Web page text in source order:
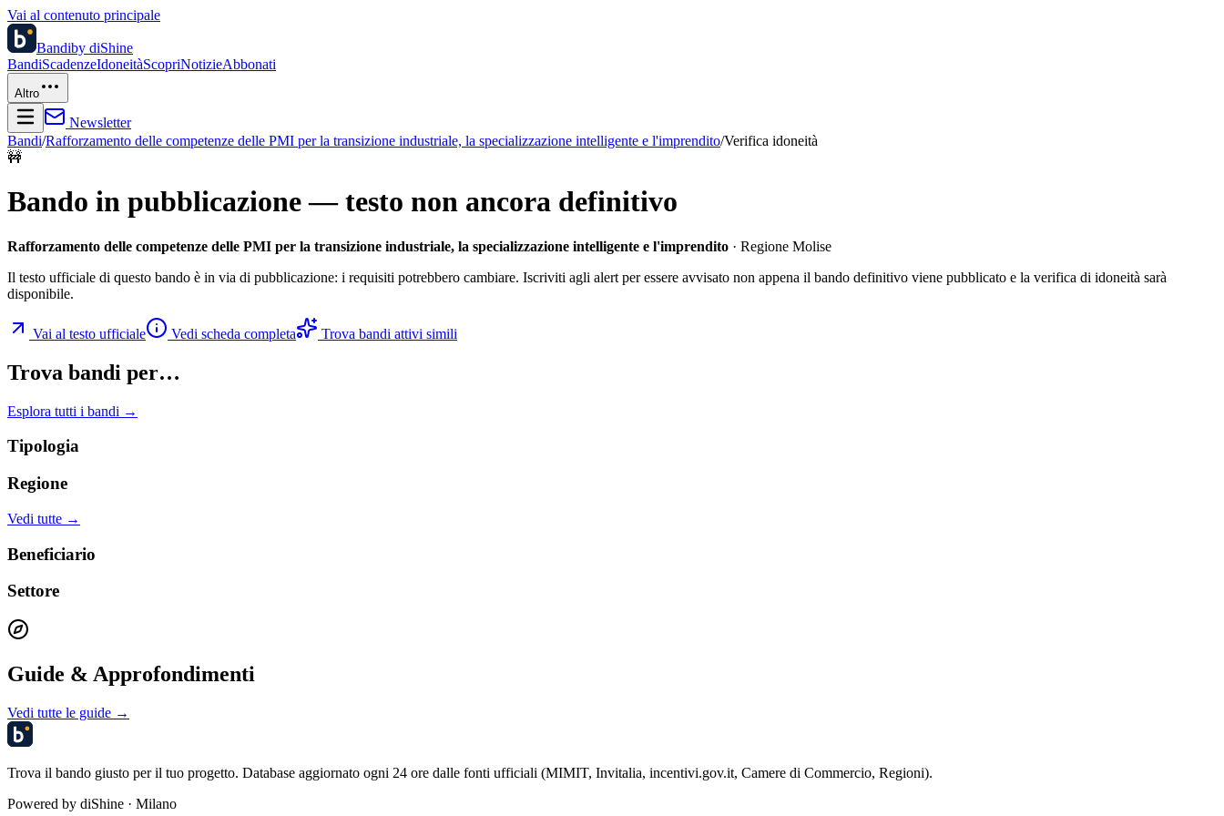
Vai al contenuto principale
Bandiby diShine
BandiScadenzeIdoneitàScopriNotizieAbbonati
Altro
Newsletter
Bandi/Rafforzamento delle competenze delle PMI per la transizione industriale, la specializzazione intelligente e l'imprendito/Verifica idoneità
🚧
Bando in pubblicazione — testo non ancora definitivo
Rafforzamento delle competenze delle PMI per la transizione industriale, la specializzazione intelligente e l'imprendito · Regione Molise
Il testo ufficiale di questo bando è in via di pubblicazione: i requisiti potrebbero cambiare. Iscriviti agli alert per essere avvisato non appena il bando definitivo viene pubblicato e la verifica di idoneità sarà
disponibile.
Vai al testo ufficiale Vedi scheda completa Trova bandi attivi simili
Trova bandi per…
Esplora tutti i bandi →
Tipologia
Regione
Vedi tutte →
Beneficiario
Settore
Guide & Approfondimenti
Vedi tutte le guide →
Trova il bando giusto per il tuo progetto. Database aggiornato ogni 24 ore dalle fonti ufficiali (MIMIT, Invitalia, incentivi.gov.it, Camere di Commercio, Regioni).
Powered by diShine · Milano